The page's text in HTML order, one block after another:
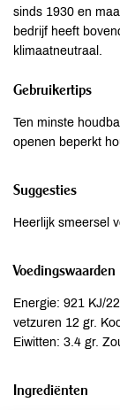
sinds 1930 en
bedrijf heeft
klimaatneutraal.
Gebruikertips
Ten minste
openen beperkt
Suggesties
Heerlijk smeersel
Energie: 921 KJ/
vetzuren 12 gr.
Eiwitten: 3.4 gr.
Ingrediënten